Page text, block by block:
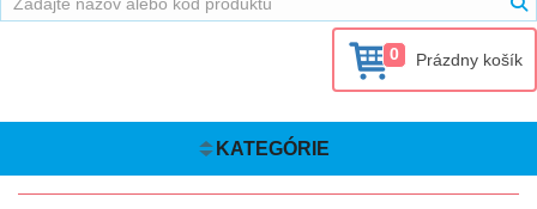
0 Prázdny košík
KATEGÓRIE